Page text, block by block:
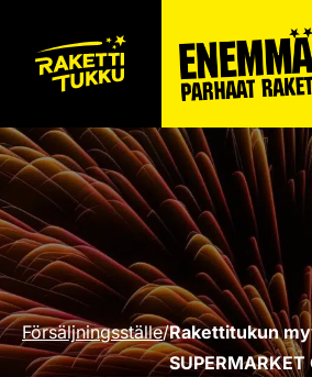
Försäljningsställe/Rakettitukun
SUPERMARKET